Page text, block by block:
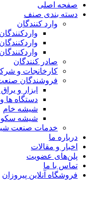
صفحه اصلی
دسته بندی صنف
وارد کنندگان
صادر کنندگان
کارخانجات و
فروشندگان
ابزار و
دستگاه ها
شیشه خام
شیشه
خدمات صنعت
درباره ما
اخبار و مقالات
پلن‌های عضویت
تماس با ما
فروشگاه آنلاین پیروزان